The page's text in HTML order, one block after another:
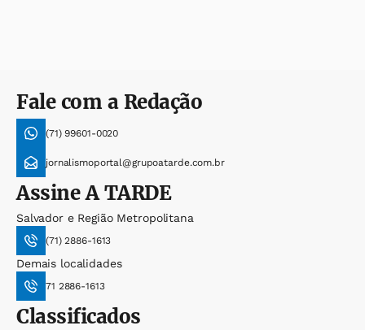
Fale com a Redação
(71) 99601-0020
jornalismoportal@grupoatarde.com.br
AssineA TARDE
Salvador e Região Metropolitana
(71) 2886-1613
Demais localidades
71 2886-1613
Classificados